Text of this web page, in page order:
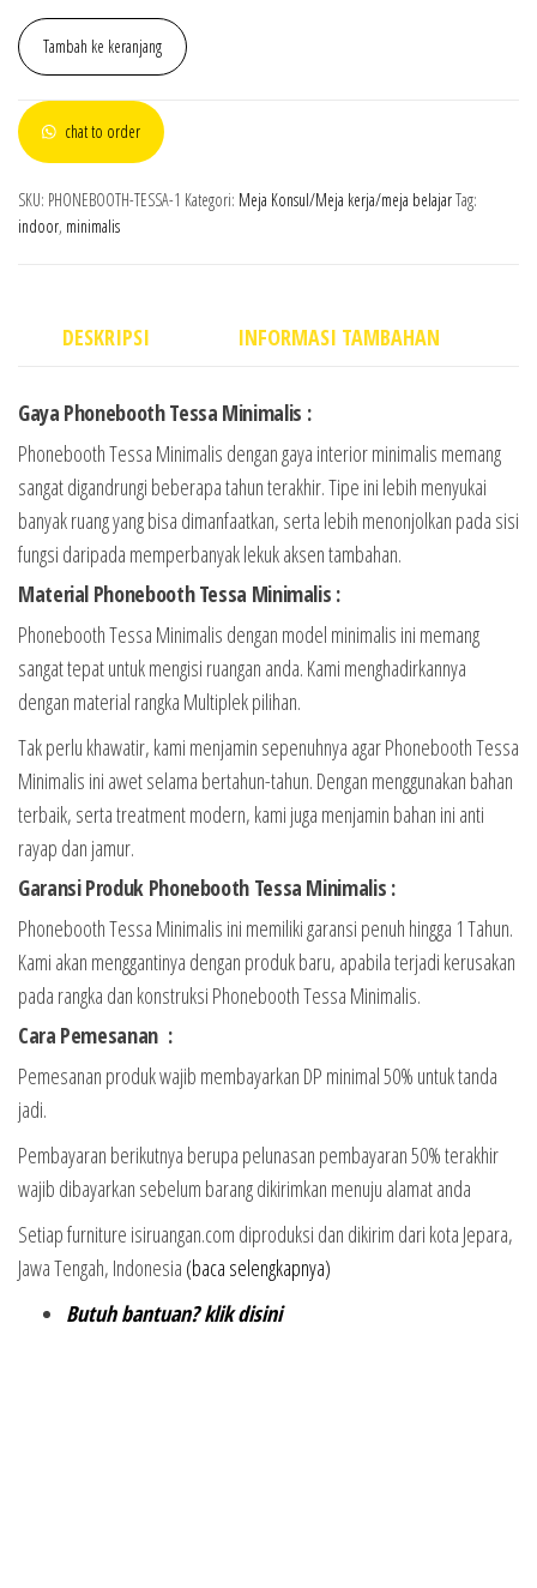
Tambah ke keranjang
chat to order
SKU: PHONEBOOTH-TESSA-1 Kategori: Meja Konsul/Meja kerja/meja belajarTag:
indoor, minimalis
DESKRIPSI INFORMASI TAMBAHAN
Gaya Phonebooth Tessa Minimalis :
Phonebooth Tessa Minimalis dengan gaya interior minimalis memang
sangat digandrungi beberapa tahun terakhir. Tipe ini lebih menyukai
banyak ruang yang bisa dimanfaatkan, serta lebih menonjolkan pada sisi
fungsi daripada memperbanyak lekuk aksen tambahan.
Material Phonebooth Tessa Minimalis :
Phonebooth Tessa Minimalis dengan model minimalis ini memang
sangat tepat untuk mengisi ruangan anda. Kami menghadirkannya
dengan material rangka Multiplek pilihan.
Tak perlu khawatir, kami menjamin sepenuhnya agar Phonebooth Tessa
Minimalis ini awet selama bertahun-tahun. Dengan menggunakan bahan
terbaik, serta treatment modern, kami juga menjamin bahan ini anti
rayap dan jamur.
Garansi Produk Phonebooth Tessa Minimalis :
Phonebooth Tessa Minimalis ini memiliki garansi penuh hingga 1 Tahun.
Kami akan menggantinya dengan produk baru, apabila terjadi kerusakan
pada rangka dan konstruksi Phonebooth Tessa Minimalis.
Cara Pemesanan :
Pemesanan produk wajib membayarkan DP minimal 50% untuk tanda
jadi.
Pembayaran berikutnya berupa pelunasan pembayaran 50% terakhir
wajib dibayarkan sebelum barang dikirimkan menuju alamat anda
Setiap furniture isiruangan.com diproduksi dan dikirim dari kota Jepara,
Jawa Tengah, Indonesia (baca selengkapnya)
Butuh bantuan? klik disini